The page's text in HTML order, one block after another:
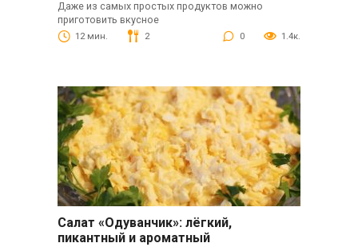
Даже из самых простых продуктов можно
приготовить вкусное
12 мин. 2 0 1.4к.
Салат «Одуванчик»: лёгкий,
пикантный и ароматный